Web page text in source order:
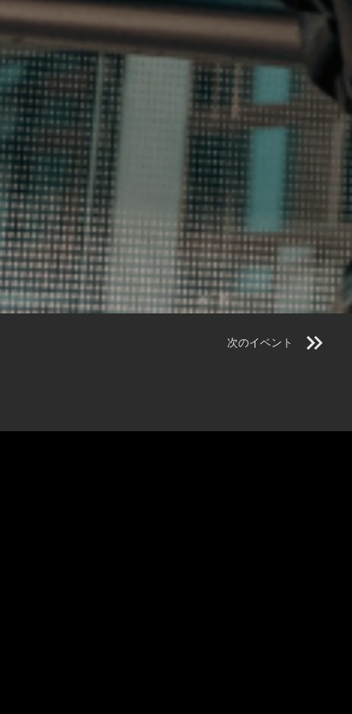
次のイベント